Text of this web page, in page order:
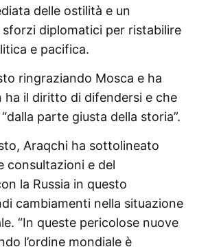
delle ostilità e un
diplomatici per ristabilire
e pacifica.
ringraziando Mosca e ha
ha il diritto di difendersi e che
parte giusta della storia”.
Araqchi ha sottolineato
consultazioni e del
la Russia in questo
cambiamenti nella situazione
“In queste pericolose nuove
l’ordine mondiale è